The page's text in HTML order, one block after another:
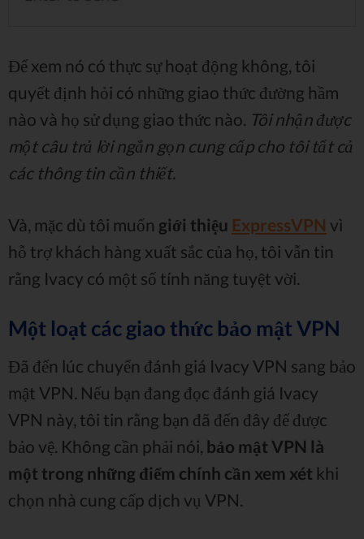
Để xem nó có thực sự hoạt động không, tôi
quyết định hỏi có những giao thức đường hầm
nào và họ sử dụng giao thức nào. Tôi nhận được
một câu trả lời ngắn gọn cung cấp cho tôi tất cả
các thông tin cần thiết.
Và, mặc dù tôi muốn giới thiệu ExpressVPN vì
hỗ trợ khách hàng xuất sắc của họ, tôi vẫn tin
rằng Ivacy có một số tính năng tuyệt vời.
Một loạt các giao thức bảo mật VPN
Đã đến lúc chuyển đánh giá Ivacy VPN sang bảo
mật VPN. Nếu bạn đang đọc đánh giá Ivacy
VPN này, tôi tin rằng bạn đã đến đây để được
bảo vệ. Không cần phải nói, bảo mật VPN là
một trong những điểm chính cần xem xét khi
chọn nhà cung cấp dịch vụ VPN.